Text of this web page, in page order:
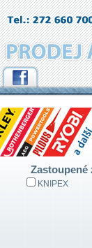
Zastoupené
KNIPEX